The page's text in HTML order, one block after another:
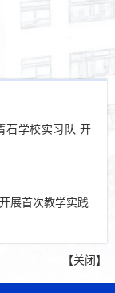
石学校实习队 开
展首次教学实践
【关闭】